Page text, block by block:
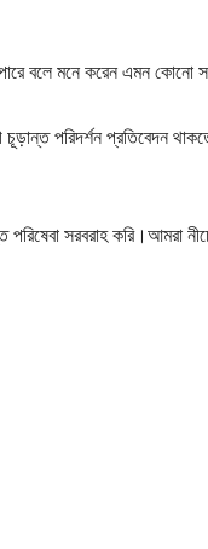
বলে মনে করেন এমন কোনো
পরিদর্শন প্রতিবেদন
সরবরাহ করি।আমরা নীচে